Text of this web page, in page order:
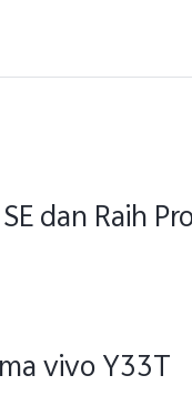
dan Raih
vivo Y33T